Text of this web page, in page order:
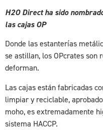
H2O Direct ha sido
las cajas OP
Donde las estanterías
se astillan, los OPcrates son
deforman.
Las cajas están fabricadas
limpiar y reciclable,
moho, es extremadamente
sistema HACCP.